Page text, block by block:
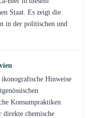
Staat. Es zeigt die
in der politischen und
Hinweise
Konsumpraktiken
direkte chemische